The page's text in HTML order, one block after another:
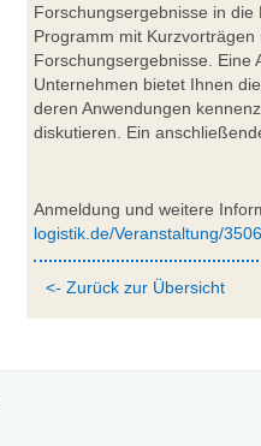
Forschungsergebnisse in
Programm mit
Forschungsergebnisse. Eine
Unternehmen bietet Ihnen
deren Anwendungen
diskutieren. Ein
Anmeldung und weitere
logistik.de/Veranstaltung/
<- Zurück zur Übersicht